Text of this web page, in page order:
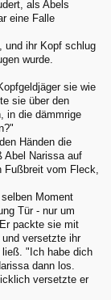
als Abels
eine Falle
und ihr Kopf schlug
wurde.
sie wie
sie über den
in die dämmrige
Händen die
Abel Narissa auf
Fußbreit vom Fleck,
Moment
Tür - nur um
packte sie mit
versetzte ihr
ließ. "Ich habe dich
dann los.
versetzte er